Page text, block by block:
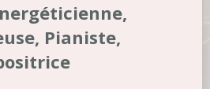
Pianiste,